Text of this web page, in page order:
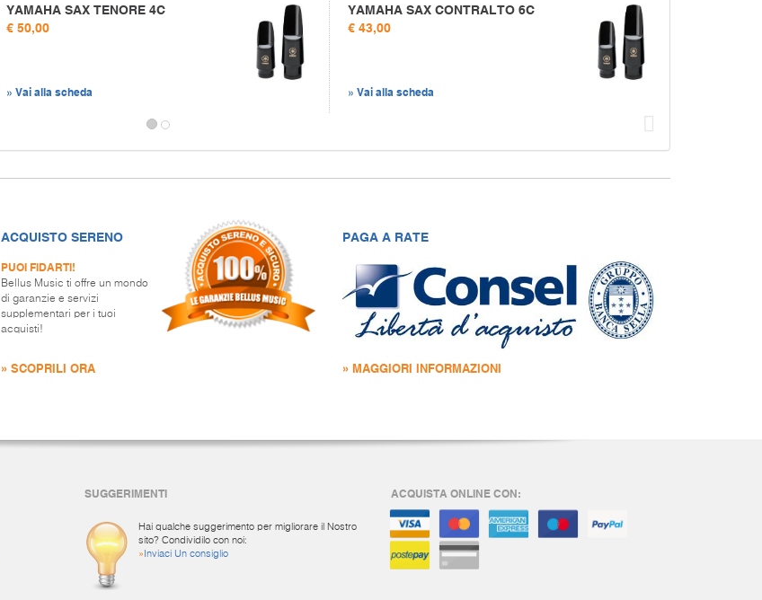
YAMAHA SAX TENORE 4C
€ 50,00
» Vai alla scheda
YAMAHA SAX CONTRALTO 6C
€ 43,00
» Vai alla scheda
ACQUISTO SERENO
PUOI FIDARTI!
Bellus Music ti offre un mondo
di garanzie e servizi
supplementari per i tuoi
acquisti!
» SCOPRILI ORA
PAGA A RATE
» MAGGIORI INFORMAZIONI
SUGGERIMENTI
Hai qualche suggerimento per migliorare il Nostro
sito? Condividilo con noi:
» Inviaci Un consiglio
ACQUISTA ONLINE CON: